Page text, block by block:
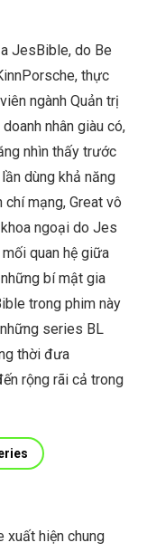
JesBible, do Be
thực
ngành Quản trị
nhân giàu có,
nhìn thấy trước
dùng khả năng
mạng, Great vô
ngoại do Jes
quan hệ giữa
bí mật gia
trong phim này
series BL
thời đưa
rộng rãi cả trong
hiện chung